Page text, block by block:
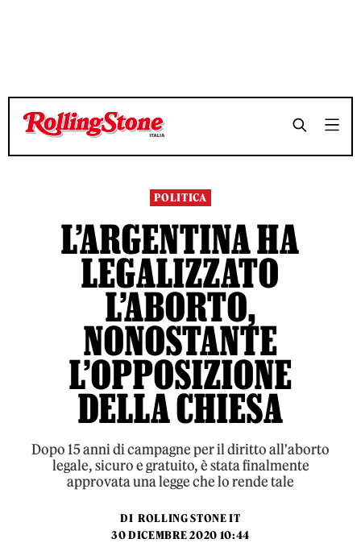
TEMPO DI LETTURA 3 MINUTI
TEMPO DI LETTURA 3 MINUTI
POLITICA
L’ARGENTINA HA
LEGALIZZATO
L’ABORTO,
NONOSTANTE
L’OPPOSIZIONE
DELLA CHIESA
Dopo 15 anni di campagne per il diritto all'aborto
legale, sicuro e gratuito, è stata finalmente
approvata una legge che lo rende tale
DI ROLLING STONE IT
30 DICEMBRE 2020 10:44